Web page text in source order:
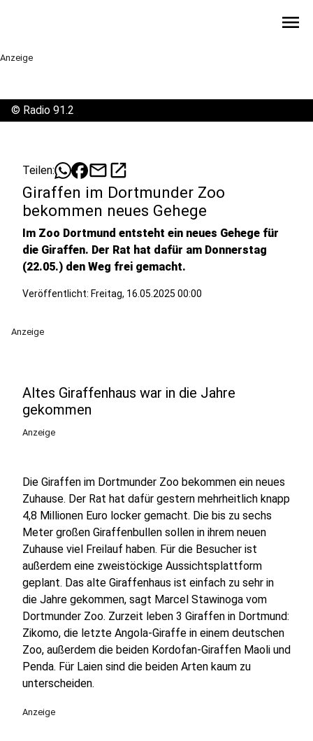
menu
Anzeige
© Radio 91.2
Teilen: mailopen_in_new
Giraffen im Dortmunder Zoo
bekommen neues Gehege
Im Zoo Dortmund entsteht ein neues Gehege für
die Giraffen. Der Rat hat dafür am Donnerstag
(22.05.) den Weg frei gemacht.
Veröffentlicht: Freitag, 16.05.2025 00:00
Anzeige
Altes Giraffenhaus war in die Jahre
gekommen
Anzeige
Die Giraffen im Dortmunder Zoo bekommen ein neues
Zuhause. Der Rat hat dafür gestern mehrheitlich knapp
4,8 Millionen Euro locker gemacht. Die bis zu sechs
Meter großen Giraffenbullen sollen in ihrem neuen
Zuhause viel Freilauf haben. Für die Besucher ist
außerdem eine zweistöckige Aussichtsplattform
geplant. Das alte Giraffenhaus ist einfach zu sehr in
die Jahre gekommen, sagt Marcel Stawinoga vom
Dortmunder Zoo. Zurzeit leben 3 Giraffen in Dortmund:
Zikomo, die letzte Angola-Giraffe in einem deutschen
Zoo, außerdem die beiden Kordofan-Giraffen Maoli und
Penda. Für Laien sind die beiden Arten kaum zu
unterscheiden.
Anzeige